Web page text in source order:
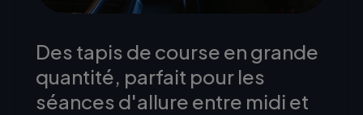
Des tapis de course en grande
quantité, parfait pour les
séances d'allure entre midi et